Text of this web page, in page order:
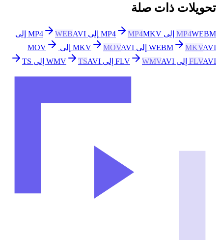
تحويلات ذات صلة
MP4WEBM إلى MP4 MP4MKV إلى MP4 WEB
AVI إلى
WEBM
MKVAVI إلى MKV MOVAVI إلى MOV
FLVAVI إلى FLV WMVAVI إلى WMV TSAVI إلى TS